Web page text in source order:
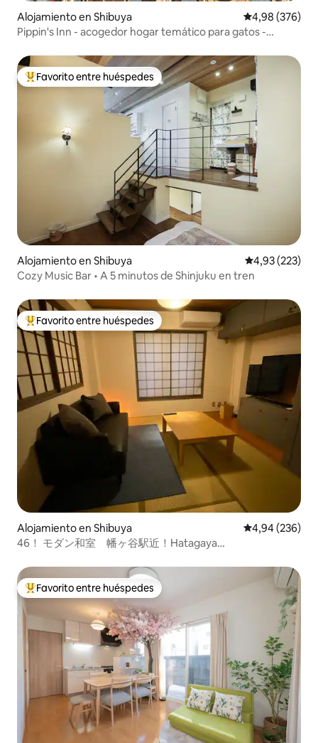
Alojamiento en Shibuya Calificación
4,98 (376)
Pippin's Inn - acogedor hogar temático para gatos -
Favorito entre los huéspedes más destacados
Favorito entre huéspedes
Alojamiento en Shibuya Calificación
4,93 (223)
Cozy Music Bar • A 5 minutos de Shinjuku en tren
Favorito entre los huéspedes más destacados
Favorito entre huéspedes
Alojamiento en Shibuya Calificación
4,94 (236)
46！ モダン和室 幡ヶ谷駅近！Hatagaya
Favorito entre los huéspedes más destacados
Favorito entre huéspedes